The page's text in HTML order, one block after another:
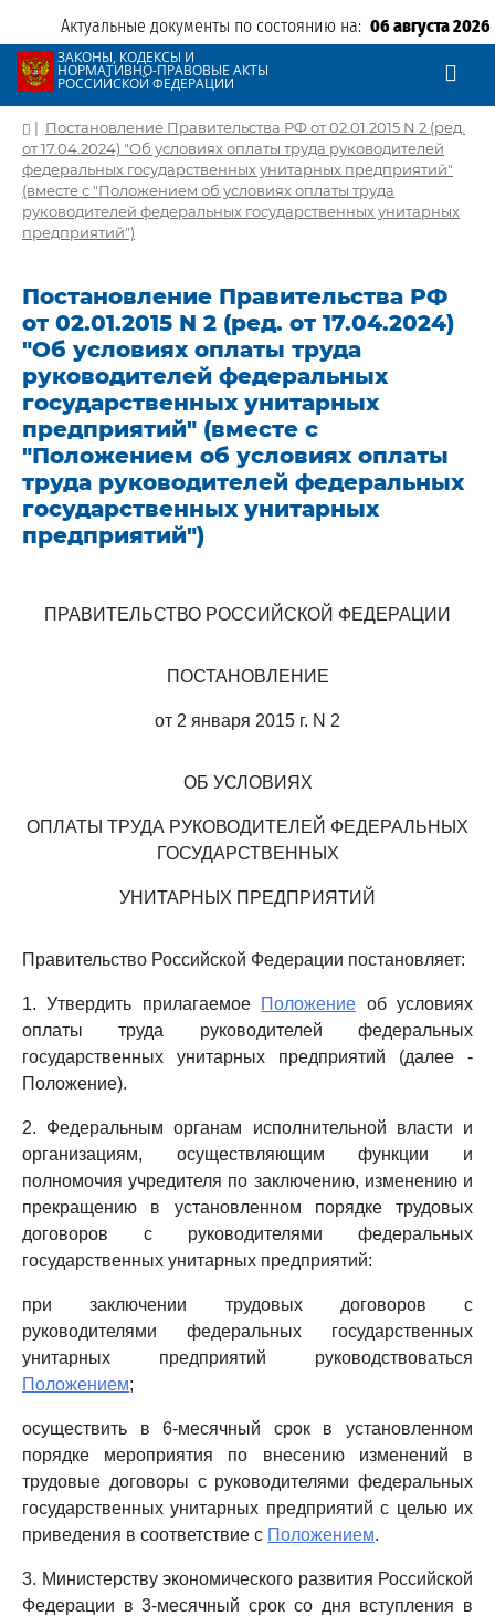
Актуальные документы по состоянию на: 06 августа 2026
ЗАКОНЫ, КОДЕКСЫ И
НОРМАТИВНО-ПРАВОВЫЕ АКТЫ
РОССИЙСКОЙ ФЕДЕРАЦИИ
| Постановление Правительства РФ от 02.01.2015 N 2 (ред.
от 17.04.2024) "Об условиях оплаты труда руководителей
федеральных государственных унитарных предприятий"
(вместе с "Положением об условиях оплаты труда
руководителей федеральных государственных унитарных
предприятий")
Постановление Правительства РФ
от 02.01.2015 N 2 (ред. от 17.04.2024)
"Об условиях оплаты труда
руководителей федеральных
государственных унитарных
предприятий" (вместе с
"Положением об условиях оплаты
труда руководителей федеральных
государственных унитарных
предприятий")
ПРАВИТЕЛЬСТВО РОССИЙСКОЙ ФЕДЕРАЦИИ
ПОСТАНОВЛЕНИЕ
от 2 января 2015 г. N 2
ОБ УСЛОВИЯХ
ОПЛАТЫ ТРУДА РУКОВОДИТЕЛЕЙ ФЕДЕРАЛЬНЫХ
ГОСУДАРСТВЕННЫХ
УНИТАРНЫХ ПРЕДПРИЯТИЙ
Правительство Российской Федерации постановляет:
1. Утвердить прилагаемое Положение об условиях
оплаты труда руководителей федеральных
государственных унитарных предприятий (далее -
Положение).
2. Федеральным органам исполнительной власти и
организациям, осуществляющим функции и
полномочия учредителя по заключению, изменению и
прекращению в установленном порядке трудовых
договоров с руководителями федеральных
государственных унитарных предприятий:
при заключении трудовых договоров с
руководителями федеральных государственных
унитарных предприятий руководствоваться
Положением;
осуществить в 6-месячный срок в установленном
порядке мероприятия по внесению изменений в
трудовые договоры с руководителями федеральных
государственных унитарных предприятий с целью их
приведения в соответствие с Положением.
3. Министерству экономического развития Российской
Федерации в 3-месячный срок со дня вступления в